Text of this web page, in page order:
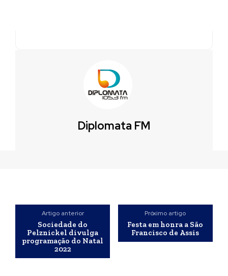
Diplomata FM
Artigo anterior
Sociedade do
Pelznickel divulga
programação do Natal
2022
Próximo artigo
Festa em honra a São
Francisco de Assis